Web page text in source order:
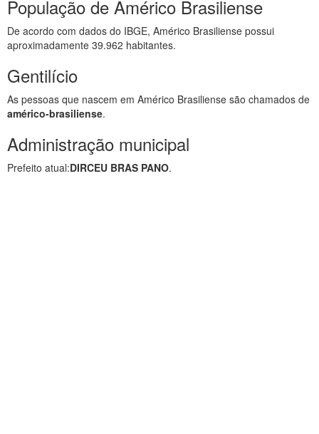
População de Américo Brasiliense
De acordo com dados do IBGE, Américo Brasiliense possui
aproximadamente 39.962 habitantes.
Gentilício
As pessoas que nascem em Américo Brasiliense são chamados de
américo-brasiliense.
Administração municipal
Prefeito atual:DIRCEU BRAS PANO.